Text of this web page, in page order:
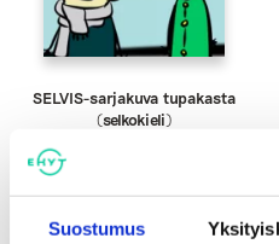
Suostumus
SELVIS-sarjakuva tupakasta
(selkokieli)